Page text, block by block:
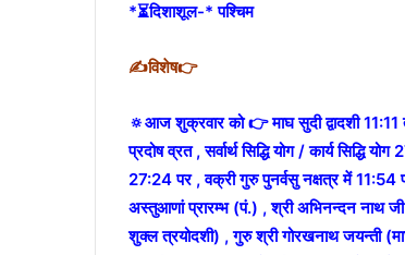
*⏳दिशाशूल-* पश्चिम
✍विशेष👉
🔅आज शुक्रवार को 👉 माघ सुदी द्वादशी 11:11
प्रदोष व्रत , सर्वार्थ सिद्धि योग / कार्य
27:24 पर , वक्री गुरु पुनर्वसु नक्षत्र में 11:54
अस्तुआणां प्रारम्भ (पं.) , श्री अभिनन्दन नाथ
शुक्ल त्रयोदशी) , गुरु श्री गोरखनाथ जयन्ती